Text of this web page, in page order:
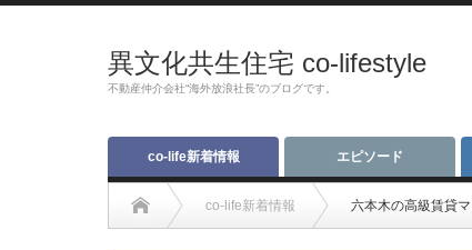
異文化共生住宅 co-lifestyle
不動産仲介会社“海外放浪社長”のブログです。
co-life新着情報 エピソード
co-life新着情報 六本木の高級賃貸